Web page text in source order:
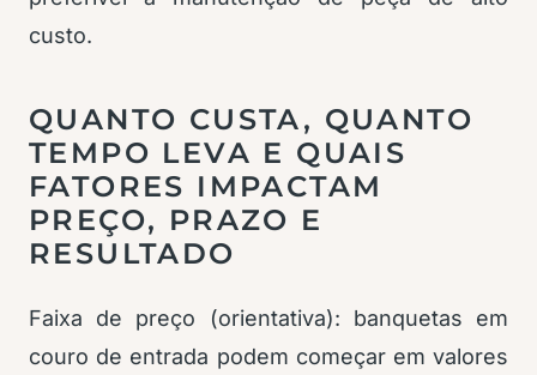
custo.
QUANTO CUSTA, QUANTO
TEMPO LEVA E QUAIS
FATORES IMPACTAM
PREÇO, PRAZO E
RESULTADO
Faixa de preço (orientativa): banquetas em
couro de entrada podem começar em valores